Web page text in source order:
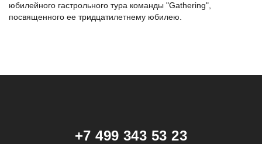
юбилейного гастрольного тура команды "Gathering",
посвященного ее тридцатилетнему юбилею.
+7 499 343 53 23